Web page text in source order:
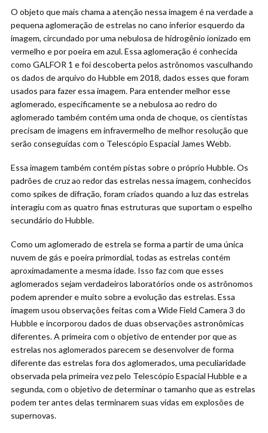
O objeto que mais chama a atenção nessa imagem é na verdade a
pequena aglomeração de estrelas no cano inferior esquerdo da
imagem, circundado por uma nebulosa de hidrogênio ionizado em
vermelho e por poeira em azul. Essa aglomeração é conhecida
como GALFOR 1 e foi descoberta pelos astrônomos vasculhando
os dados de arquivo do Hubble em 2018, dados esses que foram
usados para fazer essa imagem. Para entender melhor esse
aglomerado, especificamente se a nebulosa ao redro do
aglomerado também contém uma onda de choque, os cientistas
precisam de imagens em infravermelho de melhor resolução que
serão conseguidas com o Telescópio Espacial James Webb.
Essa imagem também contém pistas sobre o próprio Hubble. Os
padrões de cruz ao redor das estrelas nessa imagem, conhecidos
como spikes de difração, foram criados quando a luz das estrelas
interagiu com as quatro finas estruturas que suportam o espelho
secundário do Hubble.
Como um aglomerado de estrela se forma a partir de uma única
nuvem de gás e poeira primordial, todas as estrelas contém
aproximadamente a mesma idade. Isso faz com que esses
aglomerados sejam verdadeiros laboratórios onde os astrônomos
podem aprender e muito sobre a evolução das estrelas. Essa
imagem usou observações feitas com a Wide Field Camera 3 do
Hubble e incorporou dados de duas observações astronômicas
diferentes. A primeira com o objetivo de entender por que as
estrelas nos aglomerados parecem se desenvolver de forma
diferente das estrelas fora dos aglomerados, uma peculiaridade
observada pela primeira vez pelo Telescópio Espacial Hubble e a
segunda, com o objetivo de determinar o tamanho que as estrelas
podem ter antes delas terminarem suas vidas em explosões de
supernovas.